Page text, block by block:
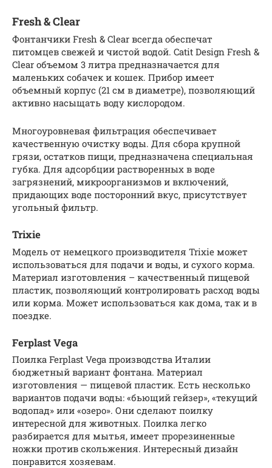
Fresh & Clear
Фонтанчики Fresh & Clear всегда обеспечат
питомцев свежей и чистой водой. Catit Design Fresh &
Clear объемом 3 литра предназначается для
маленьких собачек и кошек. Прибор имеет
объемный корпус (21 см в диаметре), позволяющий
активно насыщать воду кислородом.
Многоуровневая фильтрация обеспечивает
качественную очистку воды. Для сбора крупной
грязи, остатков пищи, предназначена специальная
губка. Для адсорбции растворенных в воде
загрязнений, микроорганизмов и включений,
придающих воде посторонний вкус, присутствует
угольный фильтр.
Trixie
Модель от немецкого производителя Trixie может
использоваться для подачи и воды, и сухого корма.
Материал изготовления – качественный пищевой
пластик, позволяющий контролировать расход воды
или корма. Может использоваться как дома, так и в
поездке.
Ferplast Vega
Поилка Ferplast Vega производства Италии
бюджетный вариант фонтана. Материал
изготовления — пищевой пластик. Есть несколько
вариантов подачи воды: «бьющий гейзер», «текущий
водопад» или «озеро». Они сделают поилку
интересной для животных. Поилка легко
разбирается для мытья, имеет прорезиненные
ножки против скольжения. Интересный дизайн
понравится хозяевам.